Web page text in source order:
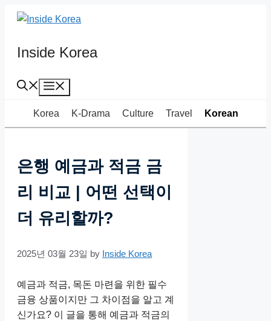
Skip
Inside Korea
Korea K-Drama Culture Travel Korean
은행 예금과 적금 금
리 비교 | 어떤 선택이
더 유리할까?
2025년 03월 23일 by Inside Korea
예금과 적금, 목돈 마련을 위한 필수
금융 상품이지만 그 차이점을 알고 계
신가요? 이 글을 통해 예금과 적금의